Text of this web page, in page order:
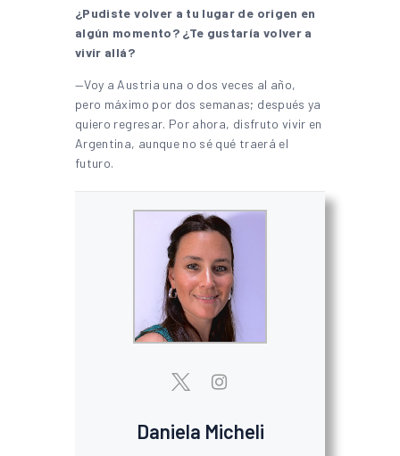
¿Pudiste volver a tu lugar de origen en
algún momento? ¿Te gustaría volver a
vivir allá?
—Voy a Austria una o dos veces al año,
pero máximo por dos semanas; después ya
quiero regresar. Por ahora, disfruto vivir en
Argentina, aunque no sé qué traerá el
futuro.
Daniela Micheli